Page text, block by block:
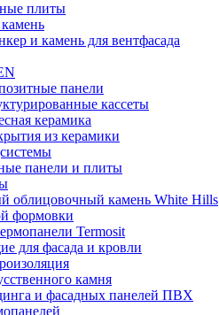
плиты
и камень для вентфасада
панели
кассеты
керамика
из керамики
панели и плиты
облицовочный камень White Hills
формовки
Termosit
для фасада и кровли
камня
и фасадных панелей ПВХ